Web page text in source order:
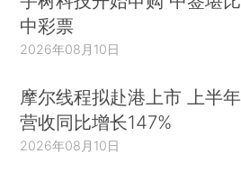
中彩票
2026年08月10日
摩尔线程拟赴港上市 上半年
营收同比增长147%
2026年08月10日